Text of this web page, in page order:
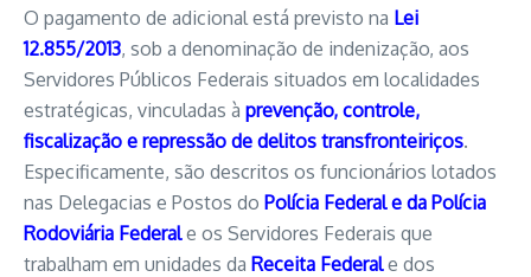
O pagamento de adicional está previsto na Lei
12.855/2013, sob a denominação de indenização, aos
Servidores Públicos Federais situados em localidades
estratégicas, vinculadas à prevenção, controle,
fiscalização e repressão de delitos transfronteiriços.
Especificamente, são descritos os funcionários lotados
nas Delegacias e Postos do Polícia Federal e da Polícia
Rodoviária Federale os Servidores Federais que
trabalham em unidades da Receita Federale dos